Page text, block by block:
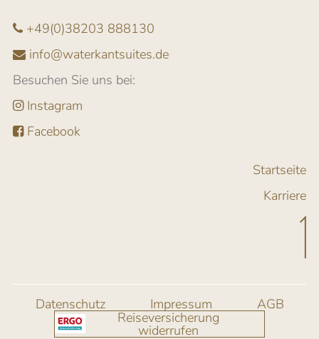
+49(0)38203 888130
info@waterkantsuites.de
Besuchen Sie uns bei:
Instagram
Facebook
Startseite
Karriere
Datenschutz Impressum AGB
Reiseversicherung
widerrufen